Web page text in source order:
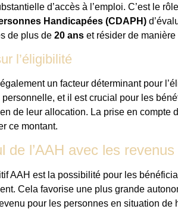
d’accès à l’emploi. C’est le
Handicapées (CDAPH)
de plus de 20 ans et résider de
l’éligibilité
un facteur déterminant pour
et il est crucial pour les
de leur allocation. La prise en compte
ce montant.
de l’AAH avec les
AAH est la possibilité pour les
Cela favorise une plus grande
pour les personnes en situation de